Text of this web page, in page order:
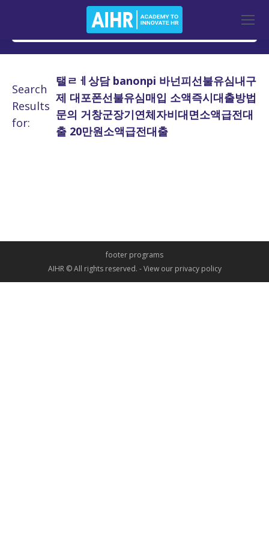
Search
Results
for:
탤ㄹㅔ상담 banonpi 바넌피선불유심내구
제 대포폰선불유심매입 소액즉시대출방법
문의 거창군장기연체자비대면소액급전대
출 20만원소액급전대출
footer programs
AIHR © All rights reserved. -View our privacy policy